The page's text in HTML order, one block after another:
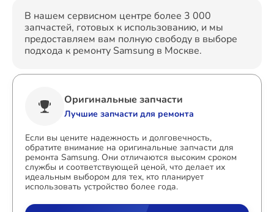
В нашем сервисном центре более 3 000
запчастей, готовых к использованию, и мы
предоставляем вам полную свободу в выборе
подхода к ремонту Samsung в Москве.
Оригинальные запчасти
Лучшие запчасти для ремонта
Если вы цените надежность и долговечность,
обратите внимание на оригинальные запчасти для
ремонта Samsung. Они отличаются высоким сроком
службы и соответствующей ценой, что делает их
идеальным выбором для тех, кто планирует
использовать устройство более года.